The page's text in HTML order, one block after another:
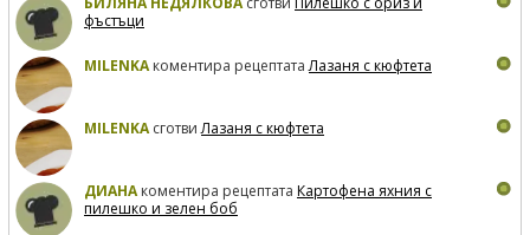
фъстъци
MILENKAкоментира рецептатаЛазаня с кюфтета
MILENKAсготвиЛазаня с кюфтета
ДИАНАкоментира рецептата Картофена яхния с
пилешко и зелен боб